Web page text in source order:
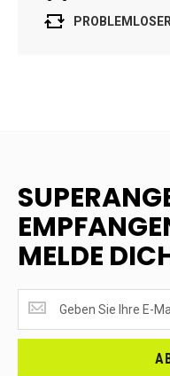
MELDE
EMPFANGEN?
<br>MELDE